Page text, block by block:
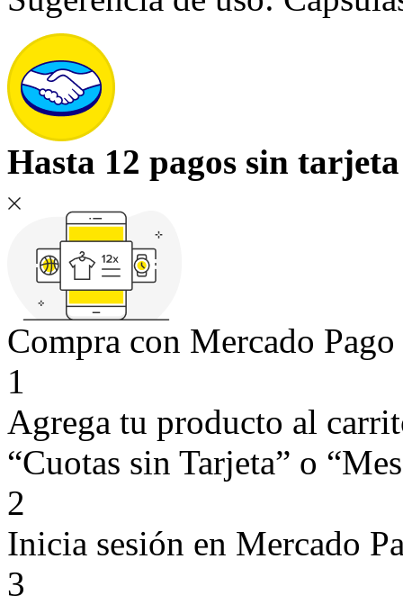
Hasta 12 pagos sin tarjeta
Compra con Mercado
1
Agrega tu producto al
“Cuotas sin Tarjeta” o
2
Inicia sesión en Mercado
3